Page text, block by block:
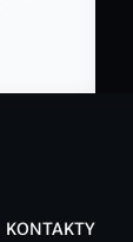
KONTAKTY